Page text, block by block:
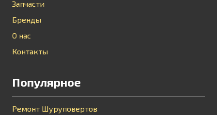
Запчасти
Бренды
О нас
Контакты
Популярное
Ремонт Шуруповертов